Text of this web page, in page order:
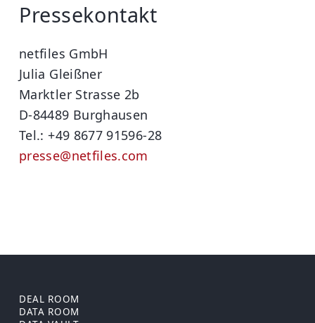
Pressekontakt
netfiles GmbH
Julia Gleißner
Marktler Strasse 2b
D-84489 Burghausen
Tel.: +49 8677 91596-28
presse@netfiles.com
DEAL ROOM
DATA ROOM